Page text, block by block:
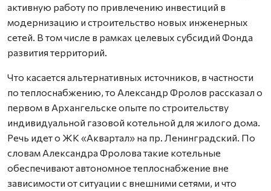
активную работу по привлечению инвестиций в
модернизацию и строительство новых инженерных
сетей. В том числе в рамках целевых субсидий Фонда
развития территорий.
Что касается альтернативных источников, в частности
по теплоснабжению, то Александр Фролов рассказал о
первом в Архангельске опыте по строительству
индивидуальной газовой котельной для жилого дома.
Речь идет о ЖК «Аквартал» на пр. Ленинградский. По
словам Александра Фролова такие котельные
обеспечивают автономное теплоснабжение вне
зависимости от ситуации с внешними сетями, и что